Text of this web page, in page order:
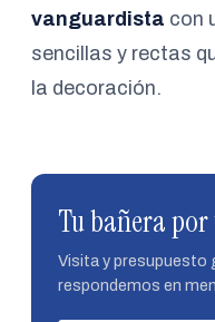
vanguardista con
sencillas y rectas
la decoración.
Tu bañera
Visita y presupuesto
respondemos en